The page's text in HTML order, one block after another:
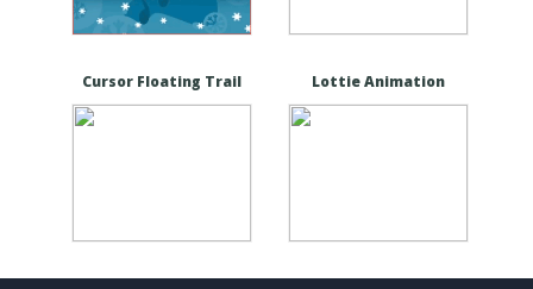
Cursor Floating Trail Lottie Animation